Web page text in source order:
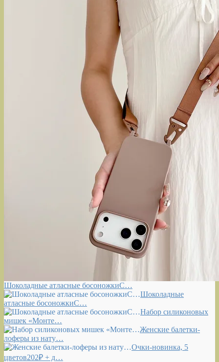
Шоколадные атласные босоножкиС…
Шоколадные
атласные босоножкиС…
Набор силиконовых
мишек «Монте…
Женские балетки-
лоферы из нату…
Очки-новинка, 5
цветов202₽ + д…